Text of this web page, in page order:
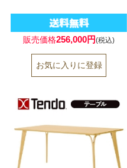
販売価格256,000円(税込)